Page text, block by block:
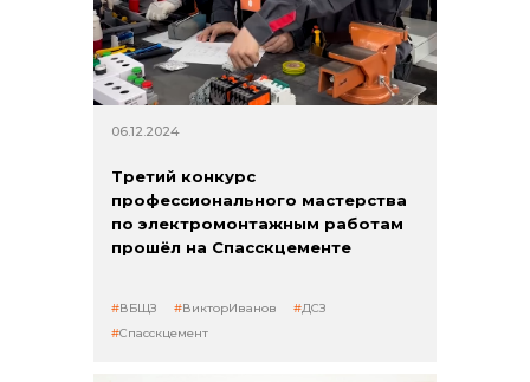
06.12.2024
Третий конкурс
профессионального мастерства
по электромонтажным работам
прошёл на Спасскцементе
ВБЩЗ ВикторИванов
ДСЗ
Спасскцемент